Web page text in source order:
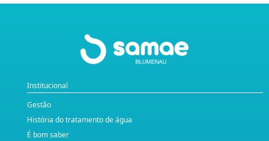
Institucional
Gestão
História do tratamento de água
É bom saber